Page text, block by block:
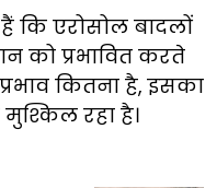
कि एरोसोल बादलों
को प्रभावित करते
कितना है, इसका
रहा है।